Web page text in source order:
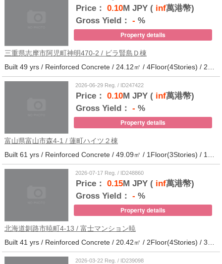
Price： 0.10M JPY (inf萬港幣)
Gross Yield： - %
Property details
三重県志摩市阿児町神明470-2 / ビラ賢島Ｄ棟
Built 49 yrs / Reinforced Concrete / 24.12㎡ / 4Floor(4Stories) / 25Units / Distance from the station.14
2026-06-29 Reg. / ID247422
Price： 0.10M JPY (inf萬港幣)
Gross Yield： - %
Property details
富山県富山市森4-1 / 蓮町ハイツ２棟
Built 61 yrs / Reinforced Concrete / 49.09㎡ / 1Floor(3Stories) / 12Units / Distance from the station.9
2026-07-17 Reg. / ID248860
Price： 0.15M JPY (inf萬港幣)
Gross Yield： - %
Property details
北海道釧路市暁町4-13 / 富士マンション暁
Built 41 yrs / Reinforced Concrete / 20.42㎡ / 2Floor(4Stories) / 32Units / Distance from the station.33
2026-03-22 Reg. / ID239098